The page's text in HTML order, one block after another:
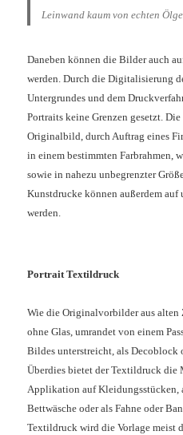
Leinwand kaum von echten
Daneben können die Bilder auch
werden. Durch die Digitalisierung
Untergrundes und dem
Portraits keine Grenzen gesetzt.
Originalbild, durch Auftrag eines
in einem bestimmten Farbrahmen,
sowie in nahezu unbegrenzter
Kunstdrucke können außerdem
werden.
Portrait Textildruck
Wie die Originalvorbilder aus
ohne Glas, umrandet von einem
Bildes unterstreicht, als Decoblock
Überdies bietet der Textildruck
Applikation auf Kleidungsstücken,
Bettwäsche oder als Fahne oder
Textildruck wird die Vorlage